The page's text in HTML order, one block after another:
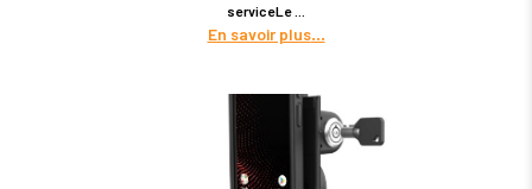
serviceLe
En savoir plus